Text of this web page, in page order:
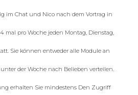
im Chat und Nico nach dem Vortrag in
mal pro Woche jeden Montag, Dienstag,
Sie können entweder alle Module an
der Woche nach Belieben verteilen.
erhalten Sie mindestens Den Zugriff